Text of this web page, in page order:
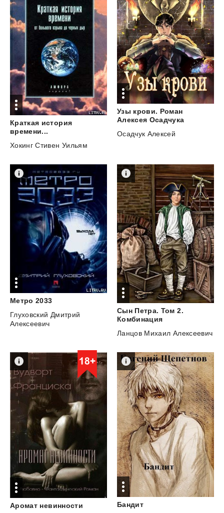
Краткая история
времени...
Хокинг Стивен Уильям
Узы крови. Роман
Алексея Осадчука
Осадчук Алексей
Метро 2033
Глуховский Дмитрий
Алексеевич
Сын Петра. Том 2.
Комбинация
Ланцов Михаил Алексеевич
Аромат невинности
Бандит